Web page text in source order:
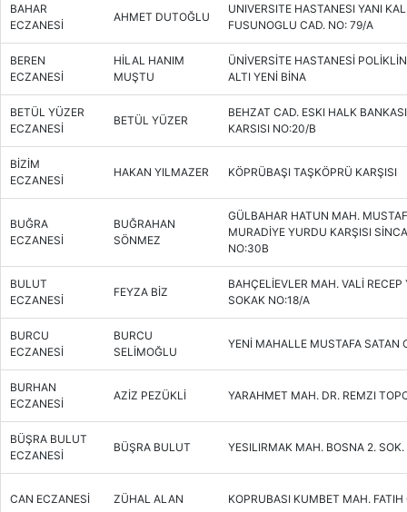
BAHAR
ECZANESİ
AHMET DUTOĞLU
UNIVERSITE HASTANESI YANI
FUSUNOGLU CAD. NO: 79/A
BEREN
ECZANESİ
HİLAL HANIM
MUŞTU
ÜNİVERSİTE HASTANESİ
ALTI YENİ BİNA
BETÜL YÜZER
ECZANESİ
BETÜL YÜZER
BEHZAT CAD. ESKI HALK
KARSISI NO:20/B
BİZİM
ECZANESİ
HAKAN YILMAZER KÖPRÜBAŞI TAŞKÖPRÜ KARŞISI
BUĞRA
ECZANESİ
BUĞRAHAN
SÖNMEZ
GÜLBAHAR HATUN MAH.
MURADİYE YURDU KARŞISI
NO:30B
BULUT
ECZANESİ
FEYZA BİZ
BAHÇELİEVLER MAH. VALİ
SOKAK NO:18/A
BURCU
ECZANESİ
BURCU
SELİMOĞLU
YENİ MAHALLE MUSTAFA SATAN
BURHAN
ECZANESİ
AZİZ PEZÜKLİ YARAHMET MAH. DR. REMZI
BÜŞRA BULUT
ECZANESİ
BÜŞRA BULUT YESILIRMAK MAH. BOSNA 2.
CAN ECZANESİ ZÜHAL ALAN KOPRUBASI KUMBET MAH. FATIH